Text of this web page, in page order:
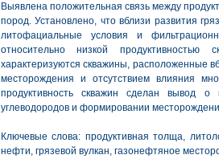
Выявлена положительная связь между
пород. Установлено, что вблизи развития
литофациальные условия и
относительно низкой продуктивностью
характеризуются скважины, расположенные
месторождения и отсутствием влияния
продуктивность скважин сделан вывод
углеводородов и формировании
Ключевые слова: продуктивная толща,
нефти, грязевой вулкан, газонефтяное